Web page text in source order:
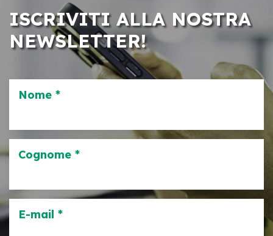
ISCRIVITI ALLA NOSTRA
NEWSLETTER!
Nome *
Cognome *
E-mail *